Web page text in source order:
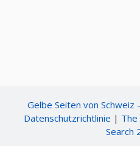
Gelbe Seiten von Schweiz
Datenschutzrichtlinie | The
Search